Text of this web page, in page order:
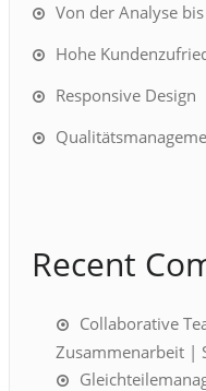
Von der Analyse
Hohe
Responsive Design
Recent
Collaborative
Zusammenarbeit |